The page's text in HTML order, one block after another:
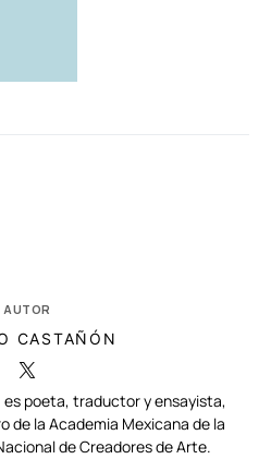
AUTOR
CASTAÑÓN
es poeta, traductor y ensayista,
de la Academia Mexicana de la
de Creadores de Arte.